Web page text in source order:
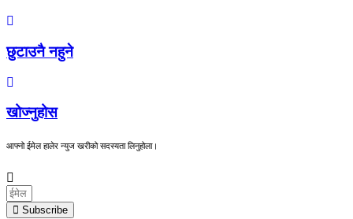
छुटाउनै नहुने
खोज्नुहोस
आफ्नो ईमेल हालेर न्युज खरीको सदस्यता लिनुहोला।
Subscribe